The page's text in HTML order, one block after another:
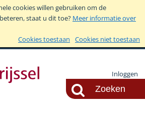
cookies willen gebruiken om de
staat u dit toe? Meer informatie over
Cookies toestaan
Cookies niet toestaan
Inloggen